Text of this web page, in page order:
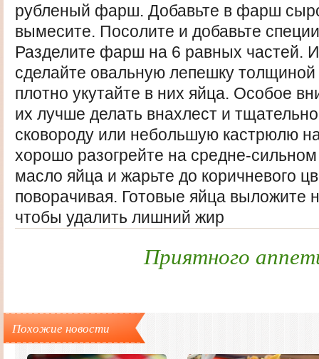
рубленый фарш. Добавьте в фарш
вымесите. Посолите и добавьте
Разделите фарш на 6 равных частей.
сделайте овальную лепешку
плотно укутайте в них яйца. Особое
их лучше делать внахлест и
сковороду или небольшую кастрюлю
хорошо разогрейте на средне-
масло яйца и жарьте до коричневого
поворачивая. Готовые яйца выложите
чтобы удалить лишний жир
Приятного
Похожие новости